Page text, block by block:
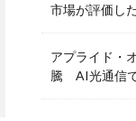
市場が評価し
アプライド・
騰 AI光通信